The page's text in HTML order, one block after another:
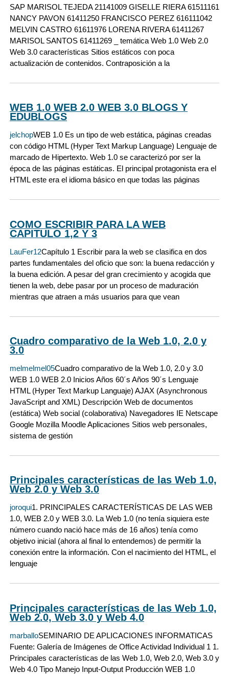
SAP MARISOL TEJEDA 21141009 GISELLE RIERA 61511161
NANCY PAVON 61411250 FRANCISCO PEREZ 616111042
MELVIN CASTRO 61611976 LORENA RIVERA 61411267
MARISOL SANTOS 61411269 _ temática Web 1.0 Web 2.0
Web 3.0 características Sitios estáticos con poca
actualización de contenidos. Contraposición a la
WEB 1.0 WEB 2.0 WEB 3.0 BLOGS Y
EDUBLOGS
jelchopWEB 1.0 Es un tipo de web estática, páginas creadas
con código HTML (Hyper Text Markup Language) Lenguaje de
marcado de Hipertexto. Web 1.0 se caracterizó por ser la
época de las páginas estáticas. El principal protagonista era el
HTML este era el idioma básico en que todas las páginas
COMO ESCRIBIR PARA LA WEB
CAPITULO 1,2 Y 3
LauFer12Capítulo 1 Escribir para la web se clasifica en dos
partes fundamentales del oficio que son: la buena redacción y
la buena edición. A pesar del gran crecimiento y acogida que
tienen la web, debe pasar por un proceso de maduración
mientras que atraen a más usuarios para que vean
Cuadro comparativo de la Web 1.0, 2.0 y
3.0
melmelmel05Cuadro comparativo de la Web 1.0, 2.0 y 3.0
WEB 1.0 WEB 2.0 Inicios Años 60´s Años 90´s Lenguaje
HTML (Hyper Text Markup Languaje) AJAX (Asynchronous
JavaScript and XML) Descripción Web de documentos
(estática) Web social (colaborativa) Navegadores IE Netscape
Google Mozilla Moodle Aplicaciones Sitios web personales,
sistema de gestión
Principales características de las Web 1.0,
Web 2.0 y Web 3.0
joroqui1. PRINCIPALES CARACTERÍSTICAS DE LAS WEB
1.0, WEB 2.0 y WEB 3.0. La Web 1.0 (no tenía siquiera este
número cuando nació hace más de 16 años) tenía como
objetivo inicial (ahora al final lo entendemos) de permitir la
conexión entre la información. Con el nacimiento del HTML, el
lenguaje
Principales características de las Web 1.0,
Web 2.0, Web 3.0 y Web 4.0
marballoSEMINARIO DE APLICACIONES INFORMATICAS
Fuente: Galería de Imágenes de Office Actividad Individual 1 1.
Principales características de las Web 1.0, Web 2.0, Web 3.0 y
Web 4.0 Tipo Manejo Input-Output Producción WEB 1.0